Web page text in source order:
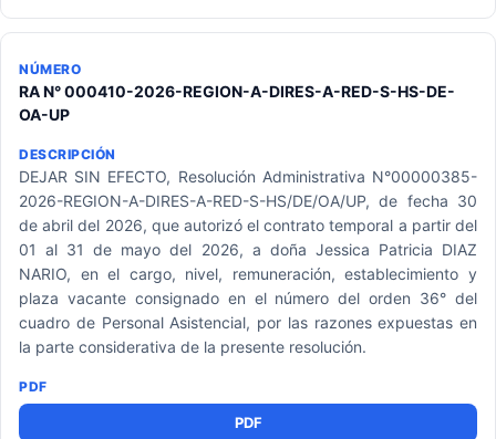
RA N° 000410-2026-REGION-A-DIRES-A-RED-S-HS-DE-
OA-UP
DEJAR SIN EFECTO, Resolución Administrativa N°00000385-
2026-REGION-A-DIRES-A-RED-S-HS/DE/OA/UP, de fecha 30
de abril del 2026, que autorizó el contrato temporal a partir del
01 al 31 de mayo del 2026, a doña Jessica Patricia DIAZ
NARIO, en el cargo, nivel, remuneración, establecimiento y
plaza vacante consignado en el número del orden 36° del
cuadro de Personal Asistencial, por las razones expuestas en
la parte considerativa de la presente resolución.
PDF